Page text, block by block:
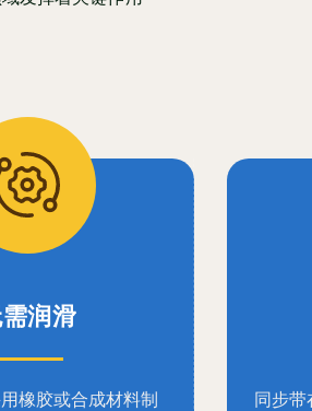
润滑
橡胶或合成材料制
同步